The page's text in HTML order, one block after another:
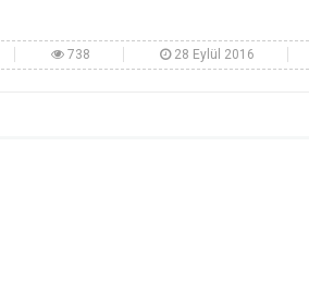
738 28 Eylül 2016